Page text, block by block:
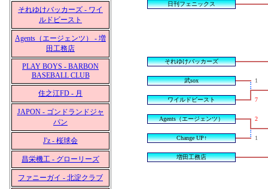
それゆけバッカーズ - ワイ
ルドビースト
Agents（エージェンツ） - 増
田工務店
PLAY BOYS - BARBON
BASEBALL CLUB
住之江FD - 月
JAPON - ゴンドランドジャ
パン
J'z - 桜球会
昌栄機工 - グローリーズ
ファニーガイ - 北淀クラブ
日刊フェニックス
それゆけバッカーズ
武sox 1
ワイルドビースト 7
Agents（エージェンツ） 2
Change UP↑ 1
増田工務店